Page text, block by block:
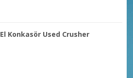
Konkasör Used Crusher